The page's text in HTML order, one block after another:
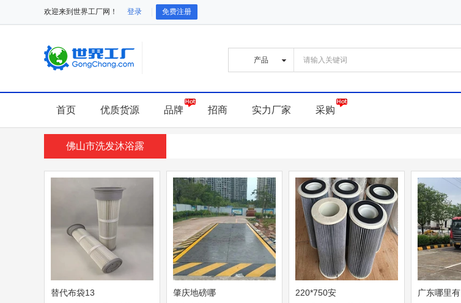
欢迎来到世界工厂网！ 登录 免费注册
首页 优质货源 品牌 招商 实力厂家 采购
佛山市洗发沐浴露
替代布袋13 肇庆地磅哪 220*750安 广东哪里有